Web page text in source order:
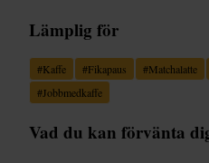
Lämplig för
#Kaffe #Fikapaus #Matchalatte
#Jobbmedkaffe
Vad du kan förvänta